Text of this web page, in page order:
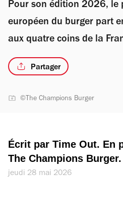
Pour son édition 2026, le
européen du burger part
aux quatre coins de la
Partager
©The Champions Burger
Écrit par Time Out. En
The Champions Burger.
jeudi 28 mai 2026